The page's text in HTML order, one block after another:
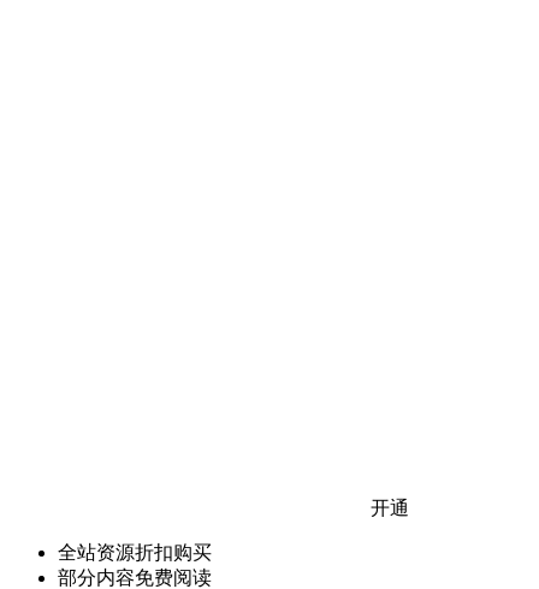
开通
全站资源折扣购买
部分内容免费阅读